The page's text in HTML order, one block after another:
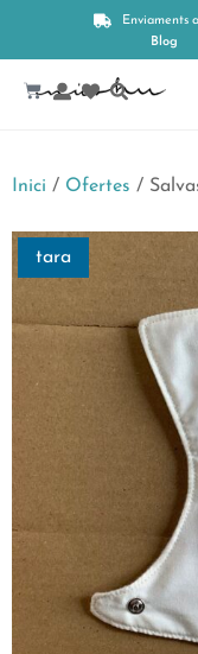
Enviaments
Blog
Inici / Ofertes /
tara